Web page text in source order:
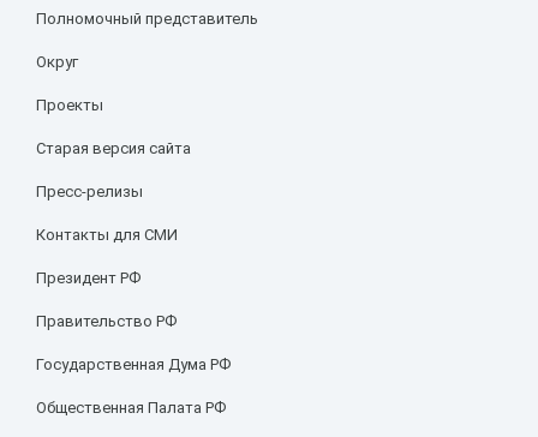
Полномочный представитель
Округ
Проекты
Старая версия сайта
Пресс-релизы
Контакты для СМИ
Президент РФ
Правительство РФ
Государственная Дума РФ
Общественная Палата РФ